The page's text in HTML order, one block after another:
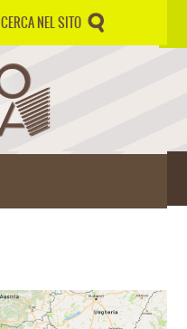
CERCA NEL SITO